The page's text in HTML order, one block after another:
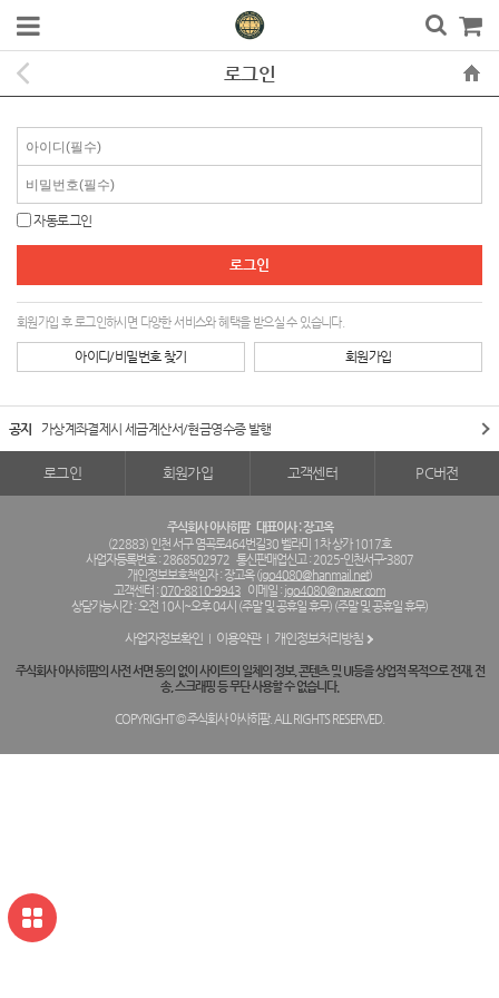
로그인
자동로그인
회원가입 후 로그인하시면 다양한 서비스와 혜택을 받으실 수 있습니다.
아이디/비밀번호 찾기 회원가입
공지 가상계좌결제시 세금계산서/현금영수증 발행
로그인 회원가입 고객센터 PC버전
주식회사 아사히팜 대표이사 : 장고옥
(22883) 인천 서구 염곡로464번길30 벨라미 1차 상가 1017호
사업자등록번호 : 2868502972 통신판매업신고 : 2025-인천서구-3807
개인정보보호책임자 : 장고옥 (jgo4080@hanmail.net)
고객센터 :070-8810-9943 이메일 : jgo4080@naver.com
상담가능시간 : 오전 10시~오후 04시 (주말 및 공휴일 휴무) (주말 및 공휴일 휴무)
사업자정보확인 이용약관 개인정보처리방침
주식회사 아사히팜의 사전 서면 동의 없이 사이트의 일체의 정보, 콘텐츠 및 UI등을 상업적 목적으로 전재, 전
송, 스크래핑 등 무단 사용할 수 없습니다.
COPYRIGHT © 주식회사 아사히팜. ALL RIGHTS RESERVED.